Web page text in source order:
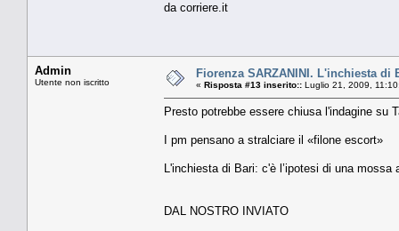
da corriere.it
Admin
Utente non iscritto
Fiorenza SARZANINI. L'inchiesta di
« Risposta #13 inserito:: Luglio 21, 2009,
Presto potrebbe essere chiusa l'indagine su
I pm pensano a stralciare il «filone escort»
L'inchiesta di Bari: c'è l’ipotesi di una
DAL NOSTRO INVIATO